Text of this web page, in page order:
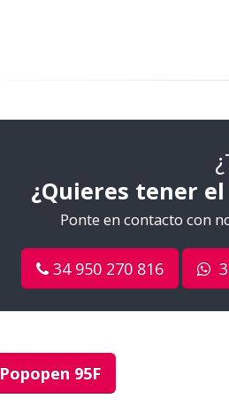
¿Quieres tener
Ponte en contacto con
34 950 270 816
Popopen 95F